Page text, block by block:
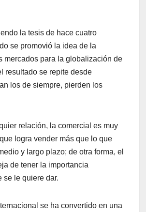
la tesis de hace cuatro
se promovió la idea de la
mercados para la globalización de
resultado se repite desde
los de siempre, pierden los
relación, la comercial es muy
logra vender más que lo que
y largo plazo; de otra forma, el
de tener la importancia
se le quiere dar.
se ha convertido en una